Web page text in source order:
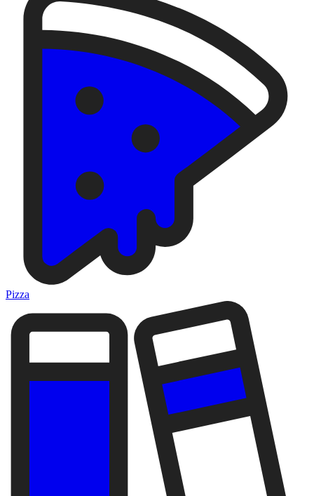
Pizza